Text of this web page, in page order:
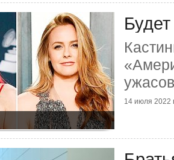
14 июля 2022